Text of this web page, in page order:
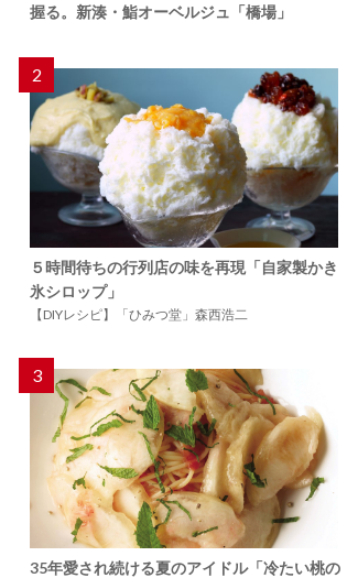
握る。新湊・鮨オーベルジュ「橋場」
2
５時間待ちの行列店の味を再現「自家製かき
氷シロップ」
【DIYレシピ】「ひみつ堂」森西浩二
3
35年愛され続ける夏のアイドル「冷たい桃の